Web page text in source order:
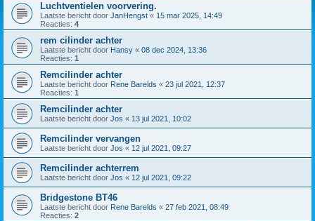
Luchtventielen voorvering.
Laatste bericht door JanHengst « 15 mar 2025, 14:49
Reacties: 4
rem cilinder achter
Laatste bericht door Hansy « 08 dec 2024, 13:36
Reacties: 1
Remcilinder achter
Laatste bericht door Rene Barelds « 23 jul 2021, 12:37
Reacties: 1
Remcilinder achter
Laatste bericht door Jos « 13 jul 2021, 10:02
Remcilinder vervangen
Laatste bericht door Jos « 12 jul 2021, 09:27
Remcilinder achterrem
Laatste bericht door Jos « 12 jul 2021, 09:22
Bridgestone BT46
Laatste bericht door Rene Barelds « 27 feb 2021, 08:49
Reacties: 2